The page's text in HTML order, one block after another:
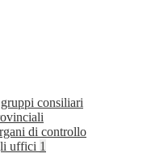
consiliari
di controllo
uffici 1